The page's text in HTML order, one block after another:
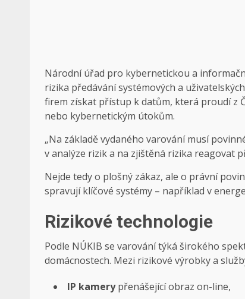
Národní úřad pro kybernetickou a
rizika předávání systémových a
firem získat přístup k datům, která proudí z
nebo kybernetickým útokům.
„Na základě vydaného varování musí
v analýze rizik a na zjištěná rizika reagovat
Nejde tedy o plošný zákaz, ale o právní
spravují klíčové systémy – například v
Rizikové technologie
Podle NÚKIB se varování týká širokého
domácnostech. Mezi rizikové výrobky a
IP kamerypřenášející obraz on-line,